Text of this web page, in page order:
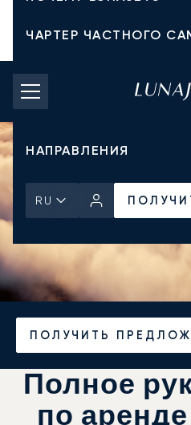
ЧАРТЕР ЧАСТНОГО
СТОИМОСТЬ ЧАРТЕРА
ЧАСТНЫЕ САМОЛЕТЫ
НАПРАВЛЕНИЯ
RU
ПОЛУЧИТЬ
Полное
по